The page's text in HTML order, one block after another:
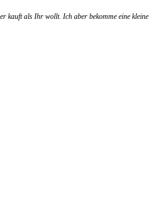
kauft als Ihr wollt. Ich aber bekomme eine kleine